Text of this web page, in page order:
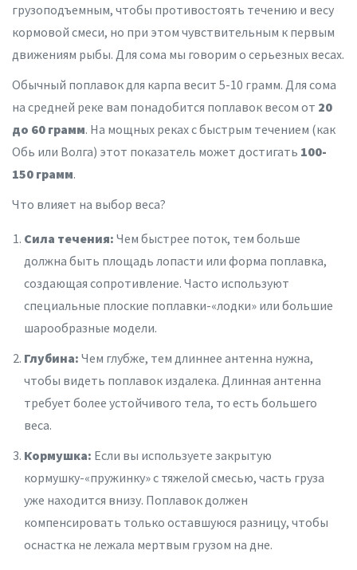
грузоподъемным, чтобы противостоять течению и весу
кормовой смеси, но при этом чувствительным к первым
движениям рыбы. Для сома мы говорим о серьезных весах.
Обычный поплавок для карпа весит 5-10 грамм. Для сома
на средней реке вам понадобится поплавок весом от 20
до 60 грамм. На мощных реках с быстрым течением (как
Обь или Волга) этот показатель может достигать 100-
150 грамм.
Что влияет на выбор веса?
Сила течения: Чем быстрее поток, тем больше
должна быть площадь лопасти или форма поплавка,
создающая сопротивление. Часто используют
специальные плоские поплавки-«лодки» или большие
шарообразные модели.
Глубина: Чем глубже, тем длиннее антенна нужна,
чтобы видеть поплавок издалека. Длинная антенна
требует более устойчивого тела, то есть большего
веса.
Кормушка: Если вы используете закрытую
кормушку-«пружинку» с тяжелой смесью, часть груза
уже находится внизу. Поплавок должен
компенсировать только оставшуюся разницу, чтобы
оснастка не лежала мертвым грузом на дне.